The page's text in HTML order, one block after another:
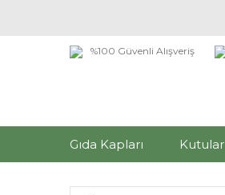
%100 Güvenli Alışveriş
Gıda Kapları Kutular